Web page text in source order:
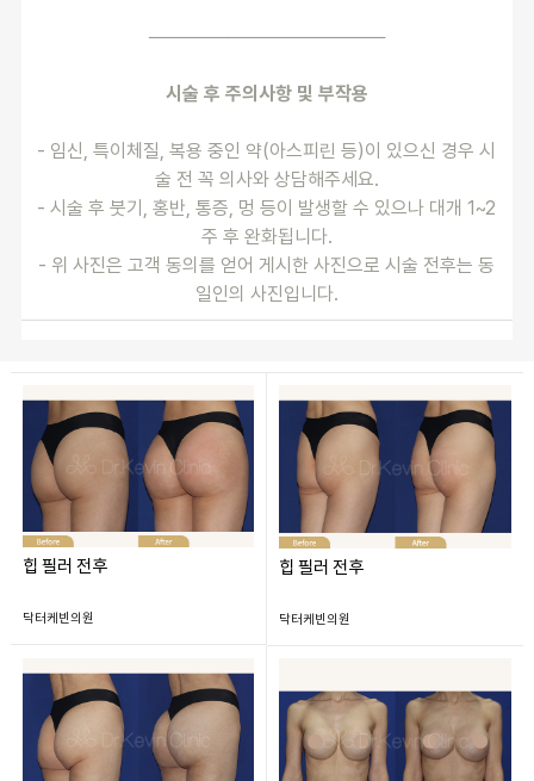
──────────────────
시술 후 주의사항 및 부작용
- 임신, 특이체질, 복용 중인 약(아스피린 등)이 있으신 경우 시
술 전 꼭 의사와 상담해주세요.
- 시술 후 붓기, 홍반, 통증, 멍 등이 발생할 수 있으나 대개 1~2
주 후 완화됩니다.
- 위 사진은 고객 동의를 얻어 게시한 사진으로 시술 전후는 동
일인의 사진입니다.
힙 필러 전후
닥터케빈의원
힙 필러 전후
닥터케빈의원